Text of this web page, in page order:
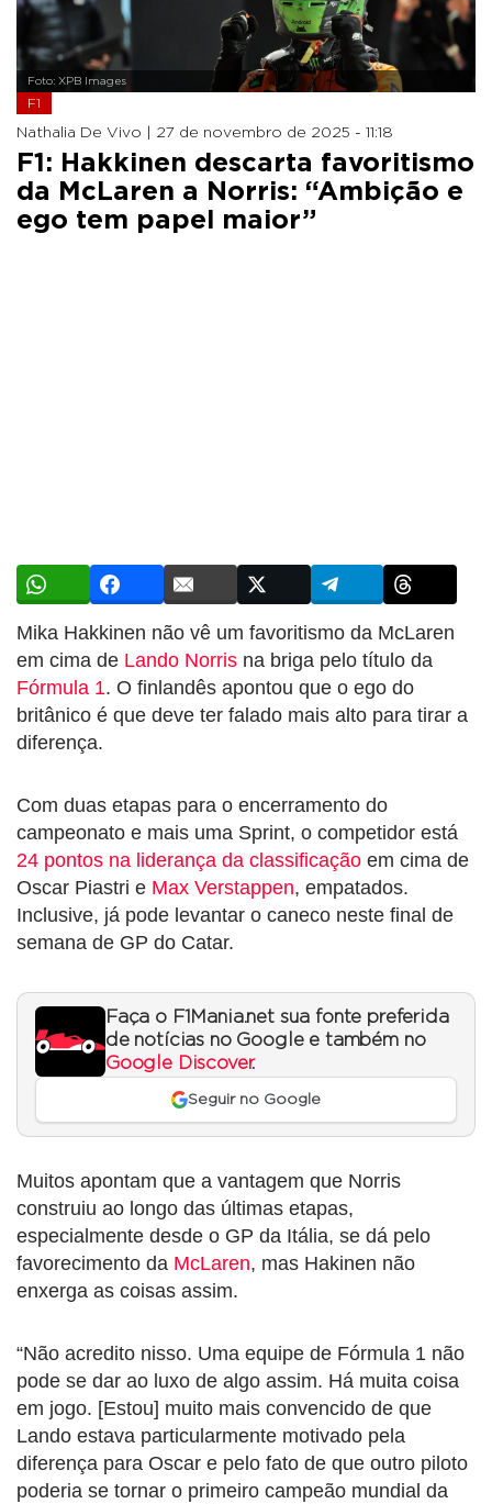
Foto: XPB Images
F1
Nathalia De Vivo | 27 de novembro de 2025 - 11:18
F1: Hakkinen descarta favoritismo
da McLaren a Norris: “Ambição e
ego tem papel maior”
Mika Hakkinen não vê um favoritismo da McLaren
em cima de Lando Norris na briga pelo título da
Fórmula 1. O finlandês apontou que o ego do
britânico é que deve ter falado mais alto para tirar a
diferença.
Com duas etapas para o encerramento do
campeonato e mais uma Sprint, o competidor está
24 pontos na liderança da classificação em cima de
Oscar Piastri e Max Verstappen, empatados.
Inclusive, já pode levantar o caneco neste final de
semana de GP do Catar.
Faça o F1Mania.net sua fonte preferida
de notícias no Google e também no
Google Discover.
Seguir no Google
Muitos apontam que a vantagem que Norris
construiu ao longo das últimas etapas,
especialmente desde o GP da Itália, se dá pelo
favorecimento da McLaren, mas Hakinen não
enxerga as coisas assim.
“Não acredito nisso. Uma equipe de Fórmula 1 não
pode se dar ao luxo de algo assim. Há muita coisa
em jogo. [Estou] muito mais convencido de que
Lando estava particularmente motivado pela
diferença para Oscar e pelo fato de que outro piloto
poderia se tornar o primeiro campeão mundial da